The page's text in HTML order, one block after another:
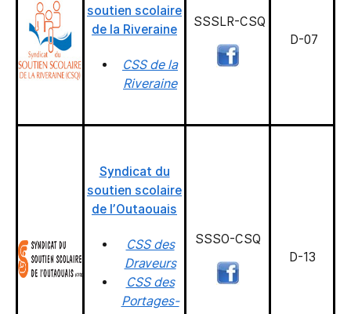
soutien scolaire
de la Riveraine
CSS de la
Riveraine
SSSLR-CSQ
D-07
Syndicat du
soutien scolaire
de l’Outaouais
CSS des
Draveurs
CSS des
Portages-
SSSO-CSQ
D-13